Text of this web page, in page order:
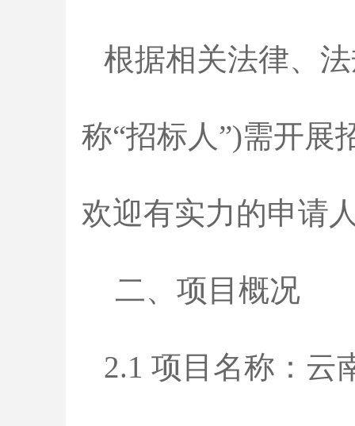
根据相关法律、
称“招标人”)需开展
欢迎有实力的申请
二、项目概况
2.1 项目名称：云